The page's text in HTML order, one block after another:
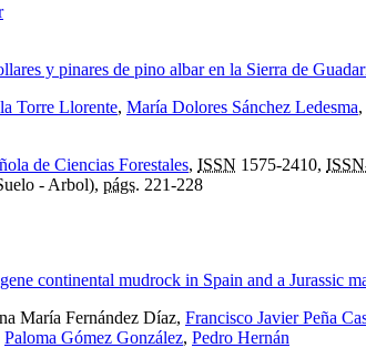
y pinares de pino albar en la Sierra de
Torre Llorente, María Dolores Sánchez Ledesma,
de Ciencias Forestales, ISSN 1575-2410,
- Arbol), págs. 221-228
continental mudrock in Spain and a Jurassic
María Fernández Díaz, Francisco Javier Peña
Paloma Gómez González, Pedro Hernán